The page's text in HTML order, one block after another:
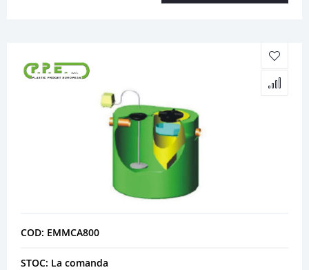
COD: EMMCA800
STOC: La comanda